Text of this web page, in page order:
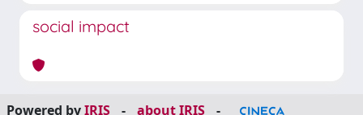
social impact
Powered byIRIS - about IRIS -